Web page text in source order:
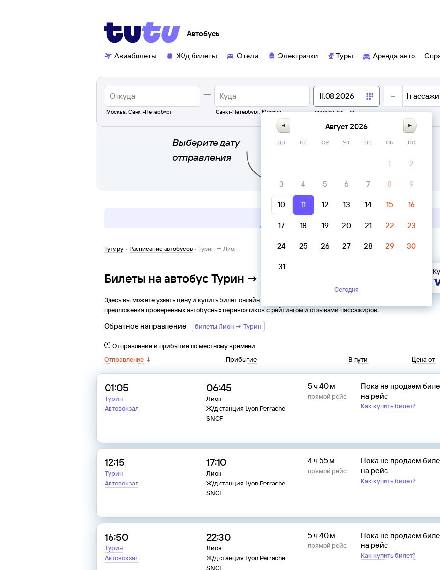
Автобусы
Авиабилеты Ж/д билеты Отели Электрички Туры Аренда авто
Москва, Санкт-Петербург Санкт-Петербург, Москва сегодня, завтра
1
Выберите дату
отправления
Верни билет в личном кабинете
Туту.ру · Расписание автобусов · Турин → Лион
Билеты на автобус Турин → Лион
Здесь вы можете узнать цену и купить билет онлайн на автобус из
предложения проверенных автобусных перевозчиков с рейтингом и отзывами пассажиров.
Обратное направление билеты Лион → Турин
Отправление и прибытие по местному времени
Отправление ↓ Прибытие В пути Цена от
01:05
Турин
Автовокзал
06:45
Лион
Ж/д станция Lyon Perrache
SNCF
5 ч 40 м
прямой рейс
Пока не продаем
на рейс
Как купить билет?
12:15
Турин
Автовокзал
17:10
Лион
Ж/д станция Lyon Perrache
SNCF
4 ч 55 м
прямой рейс
Пока не продаем
на рейс
Как купить билет?
16:50
Турин
Автовокзал
22:30
Лион
Ж/д станция Lyon Perrache
SNCF
5 ч 40 м
прямой рейс
Пока не продаем
на рейс
Как купить билет?
Август 2026
ПН ВТ СР ЧТ ПТ СБ ВС
1 2
3 4 5 6 7 8 9
10 11 12 13 14 15 16
17 18 19 20 21 22 23
24 25 26 27 28 29 30
31
Сегодня